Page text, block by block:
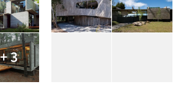
+ 3